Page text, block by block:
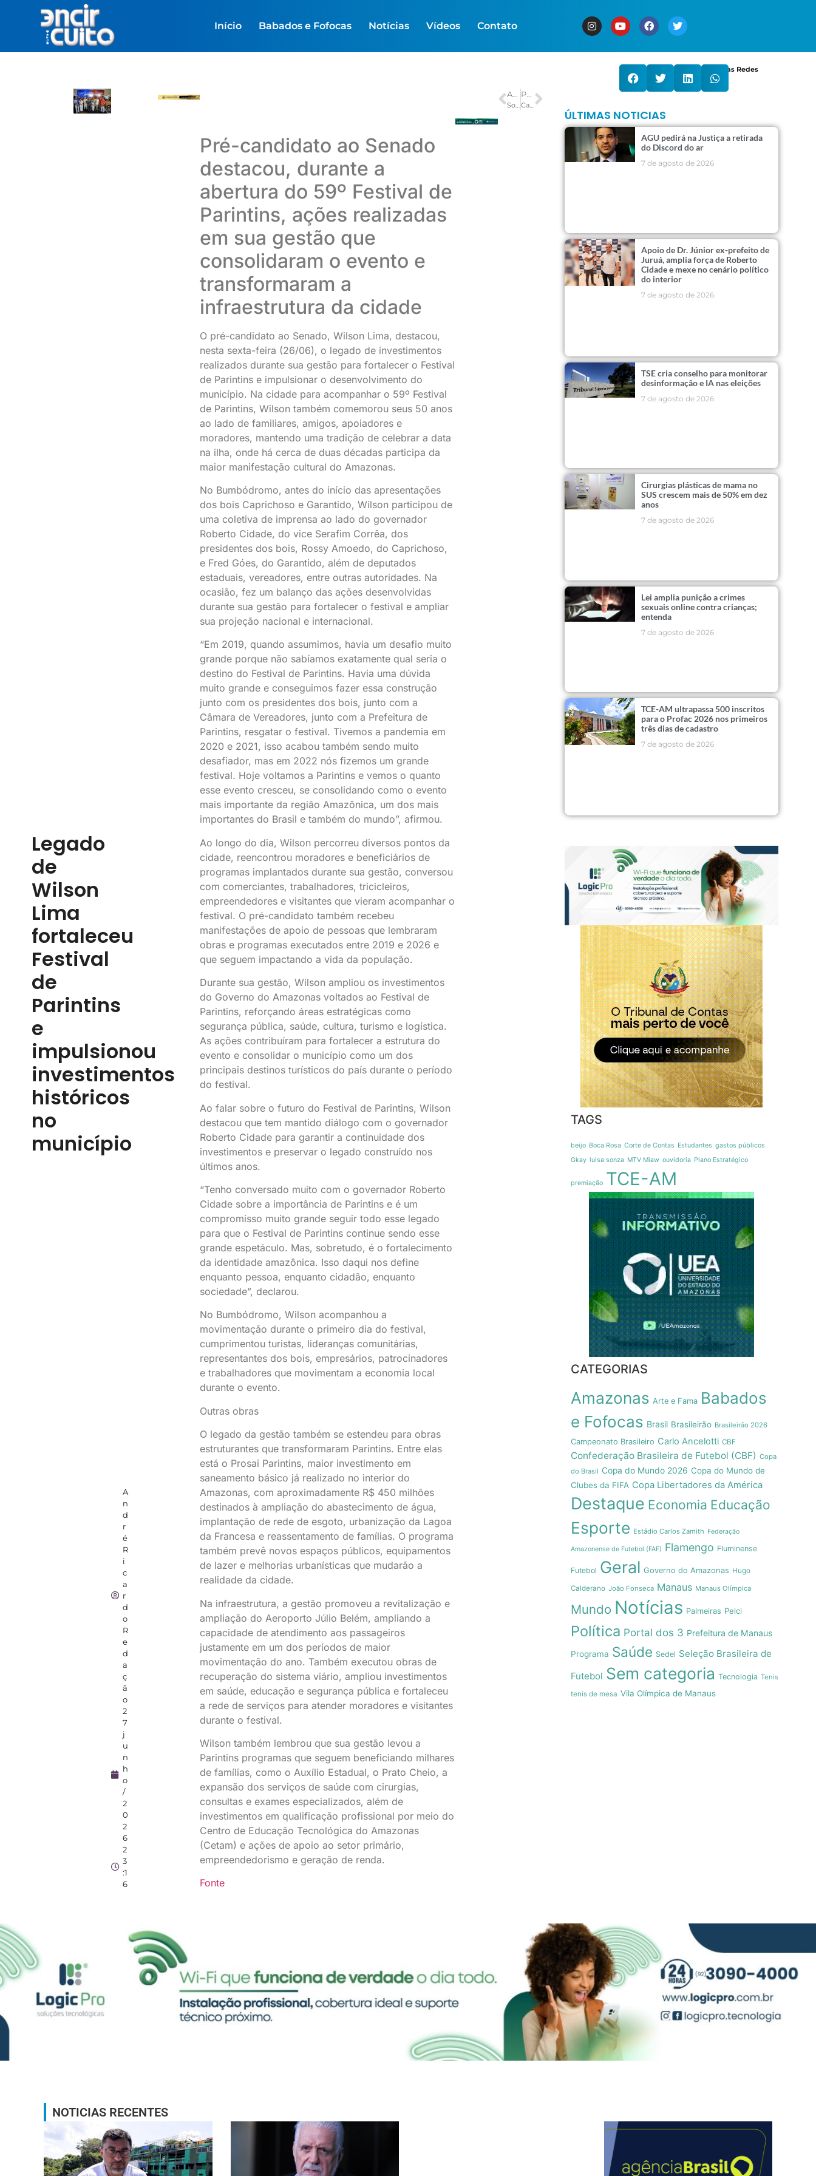
Início Babados e Fofocas Notícias Vídeos Contato
Legado
de
Wilson
Lima
fortaleceu
Festival
de
Parintins
e
impulsionou
investimentos
históricos
no
município
A
n
d
r
é
R
i
c
a
r
d
o
R
e
d
a
ç
ã
o
2
7
j
u
n
h
o
/
2
0
2
6
2
3
:1
6
Pré-candidato ao Senado
destacou, durante a
abertura do 59º Festival de
Parintins, ações realizadas
em sua gestão que
consolidaram o evento e
transformaram a
infraestrutura da cidade
O pré-candidato ao Senado, Wilson Lima, destacou,
nesta sexta-feira (26/06), o legado de investimentos
realizados durante sua gestão para fortalecer o Festival
de Parintins e impulsionar o desenvolvimento do
município. Na cidade para acompanhar o 59º Festival
de Parintins, Wilson também comemorou seus 50 anos
ao lado de familiares, amigos, apoiadores e
moradores, mantendo uma tradição de celebrar a data
na ilha, onde há cerca de duas décadas participa da
maior manifestação cultural do Amazonas.
No Bumbódromo, antes do início das apresentações
dos bois Caprichoso e Garantido, Wilson participou de
uma coletiva de imprensa ao lado do governador
Roberto Cidade, do vice Serafim Corrêa, dos
presidentes dos bois, Rossy Amoedo, do Caprichoso,
e Fred Góes, do Garantido, além de deputados
estaduais, vereadores, entre outras autoridades. Na
ocasião, fez um balanço das ações desenvolvidas
durante sua gestão para fortalecer o festival e ampliar
sua projeção nacional e internacional.
“Em 2019, quando assumimos, havia um desafio muito
grande porque não sabíamos exatamente qual seria o
destino do Festival de Parintins. Havia uma dúvida
muito grande e conseguimos fazer essa construção
junto com os presidentes dos bois, junto com a
Câmara de Vereadores, junto com a Prefeitura de
Parintins, resgatar o festival. Tivemos a pandemia em
2020 e 2021, isso acabou também sendo muito
desafiador, mas em 2022 nós fizemos um grande
festival. Hoje voltamos a Parintins e vemos o quanto
esse evento cresceu, se consolidando como o evento
mais importante da região Amazônica, um dos mais
importantes do Brasil e também do mundo”, afirmou.
Ao longo do dia, Wilson percorreu diversos pontos da
cidade, reencontrou moradores e beneficiários de
programas implantados durante sua gestão, conversou
com comerciantes, trabalhadores, tricicleiros,
empreendedores e visitantes que vieram acompanhar o
festival. O pré-candidato também recebeu
manifestações de apoio de pessoas que lembraram
obras e programas executados entre 2019 e 2026 e
que seguem impactando a vida da população.
Durante sua gestão, Wilson ampliou os investimentos
do Governo do Amazonas voltados ao Festival de
Parintins, reforçando áreas estratégicas como
segurança pública, saúde, cultura, turismo e logística.
As ações contribuíram para fortalecer a estrutura do
evento e consolidar o município como um dos
principais destinos turísticos do país durante o período
do festival.
Ao falar sobre o futuro do Festival de Parintins, Wilson
destacou que tem mantido diálogo com o governador
Roberto Cidade para garantir a continuidade dos
investimentos e preservar o legado construído nos
últimos anos.
“Tenho conversado muito com o governador Roberto
Cidade sobre a importância de Parintins e é um
compromisso muito grande seguir todo esse legado
para que o Festival de Parintins continue sendo esse
grande espetáculo. Mas, sobretudo, é o fortalecimento
da identidade amazônica. Isso daqui nos define
enquanto pessoa, enquanto cidadão, enquanto
sociedade”, declarou.
No Bumbódromo, Wilson acompanhou a
movimentação durante o primeiro dia do festival,
cumprimentou turistas, lideranças comunitárias,
representantes dos bois, empresários, patrocinadores
e trabalhadores que movimentam a economia local
durante o evento.
Outras obras
O legado da gestão também se estendeu para obras
estruturantes que transformaram Parintins. Entre elas
está o Prosai Parintins, maior investimento em
saneamento básico já realizado no interior do
Amazonas, com aproximadamente R$ 450 milhões
destinados à ampliação do abastecimento de água,
implantação de rede de esgoto, urbanização da Lagoa
da Francesa e reassentamento de famílias. O programa
também prevê novos espaços públicos, equipamentos
de lazer e melhorias urbanísticas que mudarão a
realidade da cidade.
Na infraestrutura, a gestão promoveu a revitalização e
ampliação do Aeroporto Júlio Belém, ampliando a
capacidade de atendimento aos passageiros
justamente em um dos períodos de maior
movimentação do ano. Também executou obras de
recuperação do sistema viário, ampliou investimentos
em saúde, educação e segurança pública e fortaleceu
a rede de serviços para atender moradores e visitantes
durante o festival.
Wilson também lembrou que sua gestão levou a
Parintins programas que seguem beneficiando milhares
de famílias, como o Auxílio Estadual, o Prato Cheio, a
expansão dos serviços de saúde com cirurgias,
consultas e exames especializados, além de
investimentos em qualificação profissional por meio do
Centro de Educação Tecnológica do Amazonas
(Cetam) e ações de apoio ao setor primário,
empreendedorismo e geração de renda.
Fonte
ANTERIOR
Sonho de conhecer Parintins leva abrigados do Moacyr Alves ao Festival pela primeira vez
PRÓXIMO
Cabos colocados em rios no Norte levam internet a 6 milhões de pessoas
Compartilhe nas Redes
ÚLTIMAS NOTICIAS
AGU pedirá na Justiça a retirada
do Discord do ar
7 de agosto de 2026
Apoio de Dr. Júnior ex-prefeito de
Juruá, amplia força de Roberto
Cidade e mexe no cenário político
do interior
7 de agosto de 2026
TSE cria conselho para monitorar
desinformação e IA nas eleições
7 de agosto de 2026
Cirurgias plásticas de mama no
SUS crescem mais de 50% em dez
anos
7 de agosto de 2026
Lei amplia punição a crimes
sexuais online contra crianças;
entenda
7 de agosto de 2026
TCE-AM ultrapassa 500 inscritos
para o Profac 2026 nos primeiros
três dias de cadastro
7 de agosto de 2026
TAGS
beijo Boca Rosa Corte de Contas Estudantes gastos públicos
Gkay luisa sonza MTV Miaw ouvidoria Plano Estratégico
premiação TCE-AM
CATEGORIAS
Amazonas Arte e Fama Babados
e Fofocas Brasil Brasileirão Brasileirão 2026
Campeonato Brasileiro Carlo Ancelotti CBF
Confederação Brasileira de Futebol (CBF) Copa
do Brasil Copa do Mundo 2026 Copa do Mundo de
Clubes da FIFA Copa Libertadores da América
Destaque Economia Educação
Esporte Estádio Carlos Zamith Federação
Amazonense de Futebol (FAF) Flamengo Fluminense
Futebol Geral Governo do Amazonas Hugo
Calderano João Fonseca Manaus Manaus Olímpica
Mundo Notícias Palmeiras Pelci
Política Portal dos 3 Prefeitura de Manaus
Programa Saúde Sedel Seleção Brasileira de
Futebol Sem categoria Tecnologia Tenis
tenis de mesa Vila Olímpica de Manaus
NOTICIAS RECENTES